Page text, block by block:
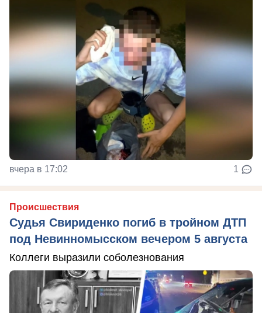
вчера в 17:02 1
Происшествия
Судья Свириденко погиб в тройном ДТП
под Невинномысском вечером 5 августа
Коллеги выразили соболезнования